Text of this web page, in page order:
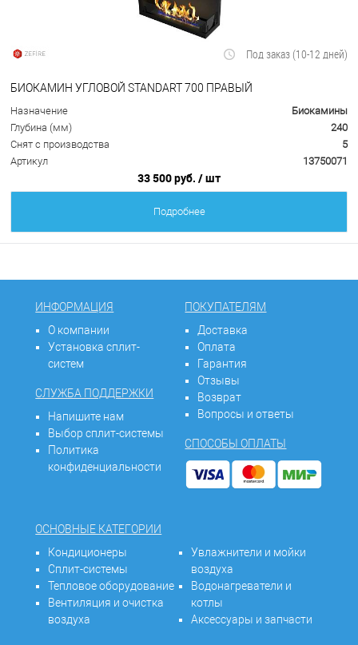
Под заказ (10-12 дней)
БИОКАМИН УГЛОВОЙ STANDART 700 ПРАВЫЙ
Назначение
Биокамины
Глубина (мм)
240
Снят с производства
5
Артикул
13750071
33 500 руб. / шт
Подробнее
ИНФОРМАЦИЯ
О компании
Установка сплит-
систем
СЛУЖБА ПОДДЕРЖКИ
Напишите нам
Выбор сплит-системы
Политика
конфиденциальности
ПОКУПАТЕЛЯМ
Доставка
Оплата
Гарантия
Отзывы
Возврат
Вопросы и ответы
СПОСОБЫ ОПЛАТЫ
ОСНОВНЫЕ КАТЕГОРИИ
Кондиционеры
Сплит-системы
Тепловое оборудование
Вентиляция и очистка
воздуха
Увлажнители и мойки
воздуха
Водонагреватели и
котлы
Аксессуары и запчасти